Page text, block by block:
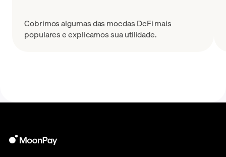
Cobrimos algumas das moedas DeFi mais
populares e explicamos sua utilidade.